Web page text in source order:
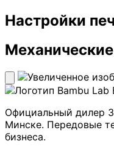
Настройки
Официальный дилер
Минске. Передовые
бизнеса.